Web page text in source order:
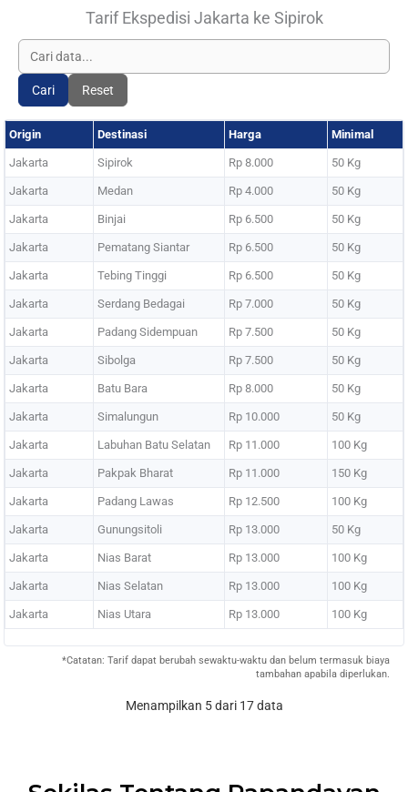
Tarif Ekspedisi Jakarta ke Sipirok
Cari Reset
Origin Destinasi Harga Minimal
Jakarta Sipirok Rp 8.000 50 Kg
Jakarta Medan Rp 4.000 50 Kg
Jakarta Binjai Rp 6.500 50 Kg
Jakarta Pematang Siantar Rp 6.500 50 Kg
Jakarta Tebing Tinggi Rp 6.500 50 Kg
Jakarta Serdang Bedagai Rp 7.000 50 Kg
Jakarta Padang Sidempuan Rp 7.500 50 Kg
Jakarta Sibolga Rp 7.500 50 Kg
Jakarta Batu Bara Rp 8.000 50 Kg
Jakarta Simalungun Rp 10.000 50 Kg
Jakarta Labuhan Batu Selatan Rp 11.000 100 Kg
Jakarta Pakpak Bharat Rp 11.000 150 Kg
Jakarta Padang Lawas Rp 12.500 100 Kg
Jakarta Gunungsitoli Rp 13.000 50 Kg
Jakarta Nias Barat Rp 13.000 100 Kg
Jakarta Nias Selatan Rp 13.000 100 Kg
Jakarta Nias Utara Rp 13.000 100 Kg
*Catatan: Tarif dapat berubah sewaktu-waktu dan belum termasuk biaya
tambahan apabila diperlukan.
Menampilkan 5 dari 17 data